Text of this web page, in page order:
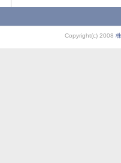
Copyright(c) 2008